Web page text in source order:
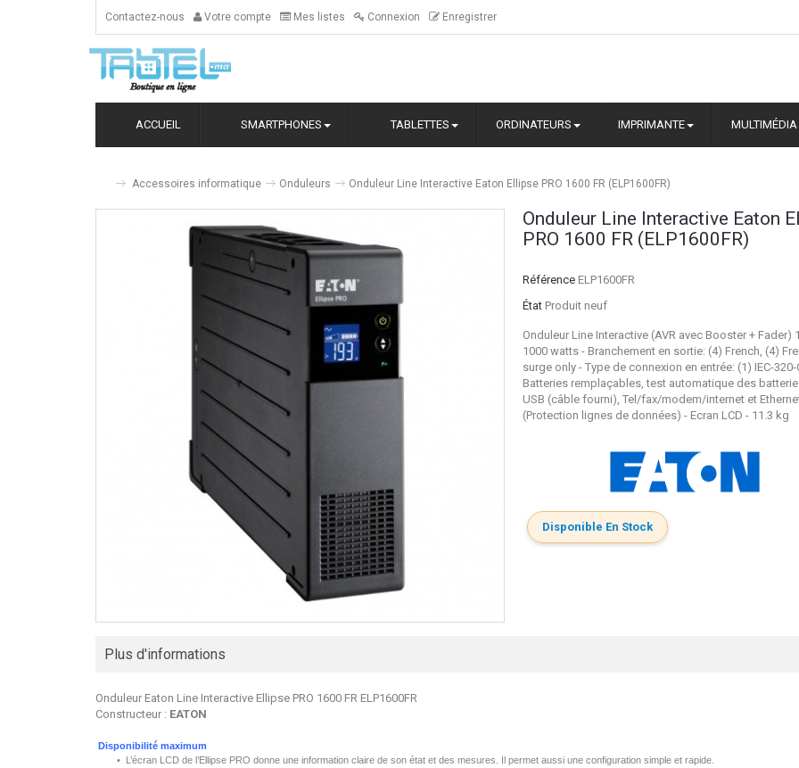
Contactez-nous Votre compte Mes listes Connexion Enregistrer
ACCUEIL SMARTPHONES TABLETTES ORDINATEURS IMPRIMANTE MULTIMÉDIA
Accessoires informatique Onduleurs Onduleur Line Interactive Eaton Ellipse PRO 1600 FR (ELP1600FR)
Onduleur Line Interactive Eaton
PRO 1600 FR (ELP1600FR)
Référence ELP1600FR
État Produit neuf
Onduleur Line Interactive (AVR avec Booster + Fader)
1000 watts - Branchement en sortie: (4) French, (4)
surge only - Type de connexion en entrée: (1) IEC-320-
Batteries remplaçables, test automatique des
USB (câble fourni), Tel/fax/modem/internet et
(Protection lignes de données) - Ecran LCD - 11.3 kg
Disponible En Stock
Plus d'informations
Onduleur Eaton Line Interactive Ellipse PRO 1600 FR ELP1600FR
Constructeur : EATON
Disponibilité maximum
•
L’écran LCD de l’Ellipse PRO donne une information claire de son état et des mesures. Il permet aussi une configuration simple et rapide.